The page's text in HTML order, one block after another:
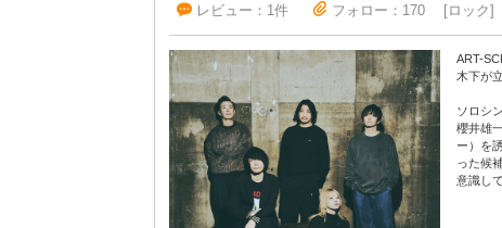
レビュー：1件 フォロー：170 ロック
ART-
木下が
ソロシ
櫻井雄
ー）を
った候
意識し